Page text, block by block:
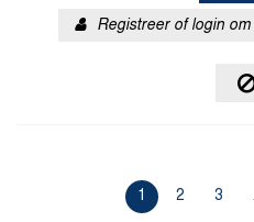
Registreer of login
1 2 3